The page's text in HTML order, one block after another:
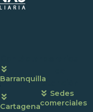
Barranquilla
Cartagena
atención
Sedes
comerciales